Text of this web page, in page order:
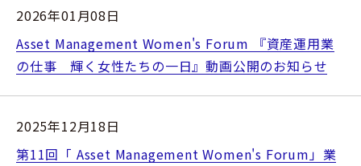
2026年01月08日
Asset Management Women's Forum 『資産運用業
の仕事 輝く女性たちの一日』動画公開のお知らせ
2025年12月18日
第11回「 Asset Management Women's Forum」業